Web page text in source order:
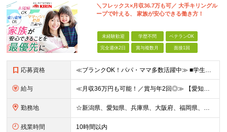
＼フレックス×月収36.7万も可／ 大手キリングル
ープで叶える、 家族が安心できる働き方！
未経験歓迎 学歴不問 ベテランOK
完全週休2日 賞与複数月 面接1回
応募資格 ≪ブランクOK！パパ・ママ多数活躍中≫ ■学生時代を含め、アルバイトや社員として顧客折衝のご経験がある方 ■学歴不問 ～こんな方を歓迎します～ □安定した職場で長く働きたい方 □しっかり稼いで自分の
給与 ≪月収36万円も可能！／賞与年2回◎≫ 【愛知】★月収36.7万円も可能 月給32万7000円～＋賞与年2回＋各種手当 【大阪・兵庫・新潟】★月収34.7万円も可能 月給30万7000円～＋賞与年
勤務地 ☆新潟県、愛知県、兵庫県、大阪府、福岡県、大分県 ☆出社は月1回～週1回程度◎直行直帰OK！ ☆マイカー使用または社用車貸与あり アクセスのしやすさやあなたの希望を考慮し、配属先や担当店舗を決定しま
残業時間 10時間以内